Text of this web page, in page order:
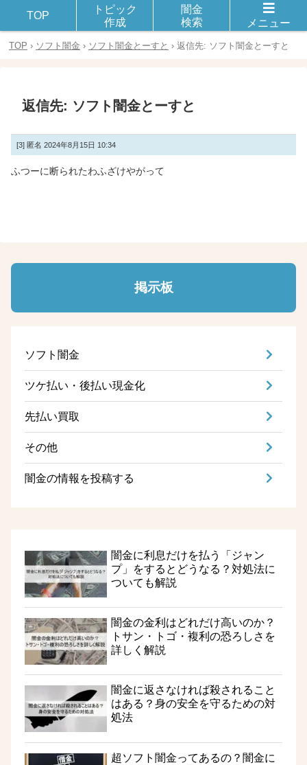
闇金や違法金融とのトラブルや被害に遭った体験談を話し合おう！
TOP › ソフト闇金 › ソフト闇金とーすと › 返信先: ソフト闇金とーすと
返信先: ソフト闇金とーすと
[3] 匿名 2024年8月15日 10:34
ふつーに断られたわふざけやがって
掲示板
ソフト闇金
ツケ払い・後払い現金化
先払い買取
その他
闇金の情報を投稿する
闇金に利息だけを払う「ジャン
プ」をするとどうなる？対処法に
ついても解説
闇金の金利はどれだけ高いのか？
トサン・トゴ・複利の恐ろしさを
詳しく解説
闇金に返さなければ殺されること
はある？身の安全を守るための対
処法
超ソフト闇金ってあるの？闇金に
TOP
トピック
作成
闇金
検索
メニュー